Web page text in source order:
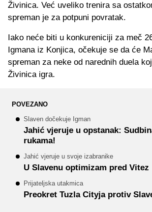
Živinica. Već uveliko trenira sa
spreman je za potpuni povratak.
Iako neće biti u konkureniciji za meč
Igmana iz Konjica, očekuje se da će
spreman za neke od narednih duela
Živinica igra.
POVEZANO
Slaven dočekuje Igman
Jahić vjeruje u opstanak:
rukama!
Jahić vjeruje u svoje izabranike
U Slavenu optimizam pred Vitez
Prijateljska utakmica
Preokret Tuzla Cityja protiv